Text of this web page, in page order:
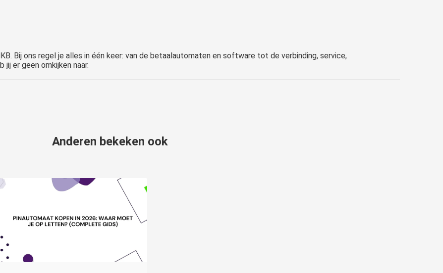
Bij ons regel je alles in één keer: van de betaalautomaten en software tot de verbinding, service,
Anderen bekeken ook